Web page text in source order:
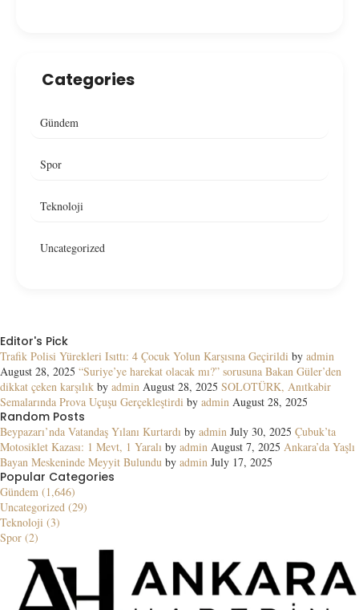
Categories
Gündem
Spor
Teknoloji
Uncategorized
Editor's Pick
Trafik Polisi Yürekleri Isıttı: 4 Çocuk Yolun Karşısına Geçirildi by admin
August 28, 2025 “Suriye’ye harekat olacak mı?” sorusuna Bakan Güler’den
dikkat çeken karşılık by admin August 28, 2025 SOLOTÜRK, Anıtkabir
Semalarında Prova Uçuşu Gerçekleştirdi by admin August 28, 2025
Random Posts
Beypazarı’nda Vatandaş Yılanı Kurtardı by admin July 30, 2025 Çubuk’ta
Motosiklet Kazası: 1 Mevt, 1 Yaralı by admin August 7, 2025 Ankara’da Yaşlı
Bayan Meskeninde Meyyit Bulundu by admin July 17, 2025
Popular Categories
Gündem (1,646)
Uncategorized (29)
Teknoloji (3)
Spor (2)